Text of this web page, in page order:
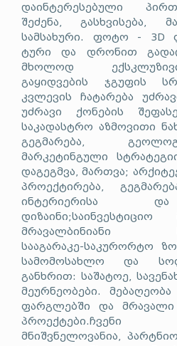
დაინტერესებული
შეძენა, გასხვისება,
სამსახური. ფოტო - 3D
ტური და დრონით
მხოლოდ
გაყიდვების ჯგუფის
კვლევის ჩატარება
უძრავი ქონების
საკადასტრო აზმოვითი
გეგმარება,
მარკეტინგული
დაგეგმვა, მართვა;
პროექტირება,
ინტერიერისა
მრავალბინიანი
სააგარაკე-საკურორტო
სამომოსახლო და
განხრით: საშატოე,
მეურნეობები.
ფარგლებში და მრავალი
მნიშვნელოვანია,